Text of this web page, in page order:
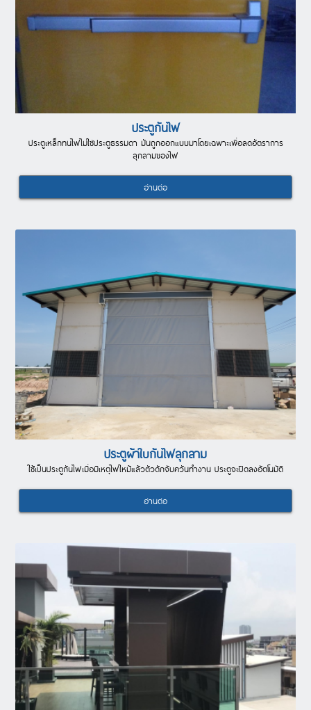
ประตูกันไฟ
ประตูเหล็กทนไฟไม่ใช่ประตูธรรมดา มันถูกออกแบบมาโดยเฉพาะเพื่อลดอัตราการ
ลุกลามของไฟ
อ่านต่อ
ประตูผ้าใบกันไฟลุกลาม
ใช้เป็นประตูกันไฟเมื่อมีเหตุไฟใหม้แล้วตัวดักจับควันทำงาน ประตูจะปิดลงอัตโนมัติ
อ่านต่อ